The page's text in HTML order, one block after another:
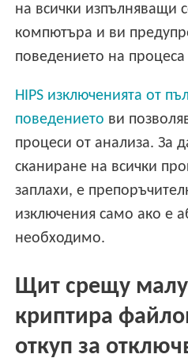
на всички изпълняващи
компютъра и ви
поведението на
HIPS изключенията от
поведението ви
процеси от анализа. За
сканиране на всички
заплахи, е
изключения само ако е
необходимо.
Щит срещу
криптира
откуп за